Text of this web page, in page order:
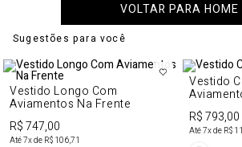
VOLTAR PARA HOME
Sugestões para você
Vestido Longo Com
Aviamentos Na Frente
R$ 747,00
Até7x de R$ 106,71
Vestido
R$ 793,00
Até7x de R$